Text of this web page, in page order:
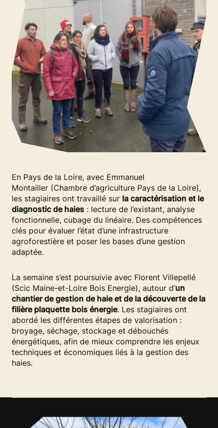
En Pays de la Loire, avec Emmanuel
Montailler (Chambre d’agriculture Pays de la Loire),
les stagiaires ont travaillé sur la caractérisation et le
diagnostic de haies : lecture de l’existant, analyse
fonctionnelle, cubage du linéaire. Des compétences
clés pour évaluer l’état d’une infrastructure
agroforestière et poser les bases d’une gestion
adaptée.
La semaine s’est poursuivie avec Florent Villepellé
(Scic Maine-et-Loire Bois Energie), autour d’un
chantier de gestion de haie et de la découverte de la
filière plaquette bois énergie. Les stagiaires ont
abordé les différentes étapes de valorisation :
broyage, séchage, stockage et débouchés
énergétiques, afin de mieux comprendre les enjeux
techniques et économiques liés à la gestion des
haies.